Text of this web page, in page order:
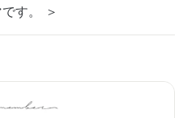
す。 ＞